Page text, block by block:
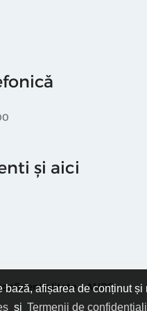
afișarea de conținut
și Termenii de
și aici
ANPC